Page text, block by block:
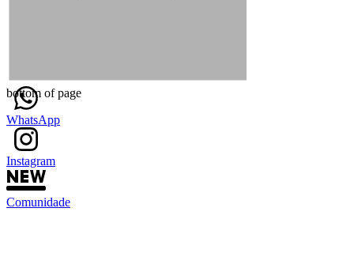
WhatsApp
Instagram
Comunidade
bottom of page